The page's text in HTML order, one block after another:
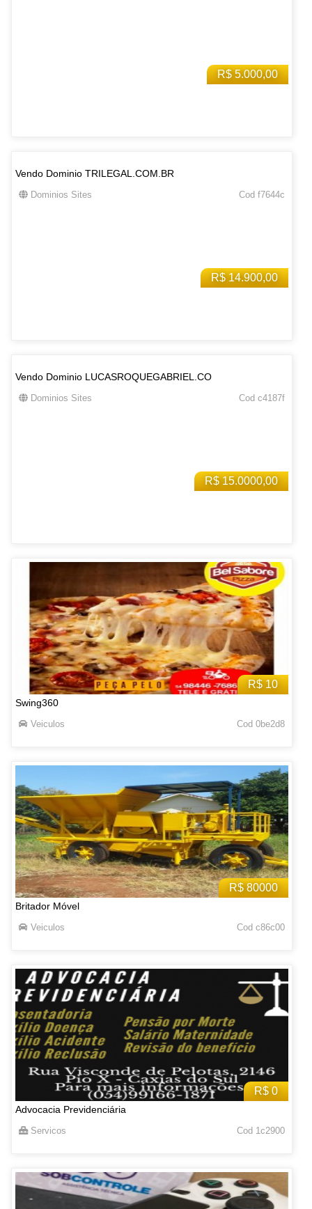
R$ 5.000,00
R$ 14.900,00
Vendo Dominio TRILEGAL.COM.BR
Dominios Sites Cod f7644c
R$ 15.0000,00
Vendo Dominio LUCASROQUEGABRIEL.CO
Dominios Sites Cod c4187f
R$ 10
Swing360
Veiculos Cod 0be2d8
R$ 80000
Britador Móvel
Veiculos Cod c86c00
R$ 0
Advocacia Previdenciária
Servicos Cod 1c2900